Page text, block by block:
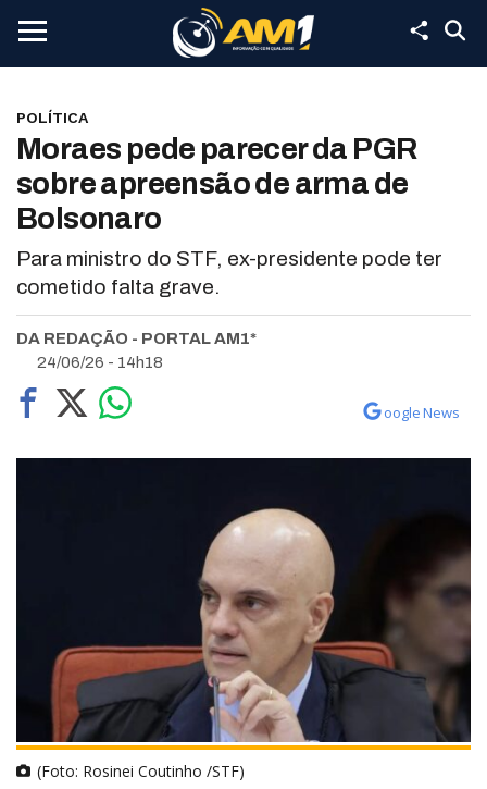
POLÍTICA
Moraes pede parecer da PGR
sobre apreensão de arma de
Bolsonaro
Para ministro do STF, ex-presidente pode ter
cometido falta grave.
DA REDAÇÃO - PORTAL AM1*
24/06/26 - 14h18
oogle News
(Foto: Rosinei Coutinho /STF)